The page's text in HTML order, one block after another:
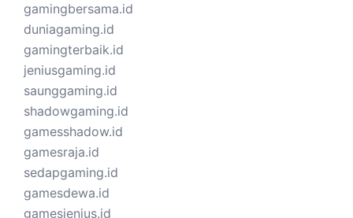
gamingbersama.id
duniagaming.id
gamingterbaik.id
jeniusgaming.id
saunggaming.id
shadowgaming.id
gamesshadow.id
gamesraja.id
sedapgaming.id
gamesdewa.id
gamesjenius.id